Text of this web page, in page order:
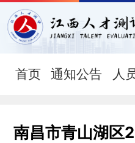
首页 通知公告 人
南昌市青山湖区